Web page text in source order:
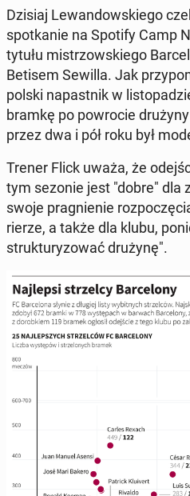
Dzisiaj Le­wan­dow­skie­go
spo­tka­nie na Spotify Camp
tytułu mi­strzow­skie­go
Betisem Sewilla. Jak
polski na­past­nik w
bramkę po po­wro­cie
przez dwa i pół roku był
Trener Flick uważa, że
tym sezonie jest "dobre" dla
swoje pra­gnie­nie
rie­rze, a także dla klubu,
struk­tu­ry­zo­wać drużynę".